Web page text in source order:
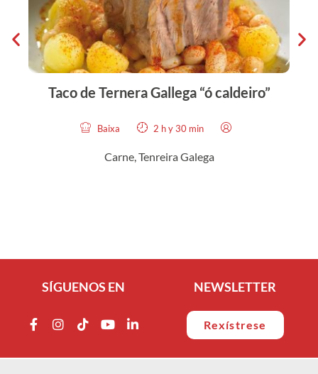
Taco de Ternera Gallega “ó caldeiro”
Baixa 2 h y 30 min
Carne, Tenreira Galega
SÍGUENOS EN NEWSLETTER
Rexístrese